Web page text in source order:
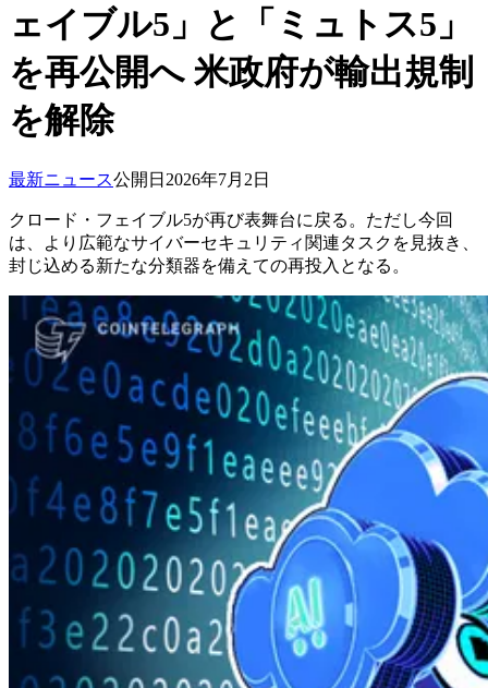
ェイブル5」と「ミュトス5」
を再公開へ 米政府が輸出規制
を解除
最新ニュース公開日 2026年7月2日
クロード・フェイブル5が再び表舞台に戻る。ただし今回
は、より広範なサイバーセキュリティ関連タスクを見抜き、
封じ込める新たな分類器を備えての再投入となる。